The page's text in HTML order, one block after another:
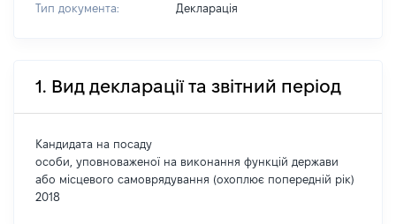
Тип документа: Декларація
1. Вид декларації та звітний період
Кандидата на посаду
особи, уповноваженої на виконання функцій держави
або місцевого самоврядування (охоплює попередній рік)
2018